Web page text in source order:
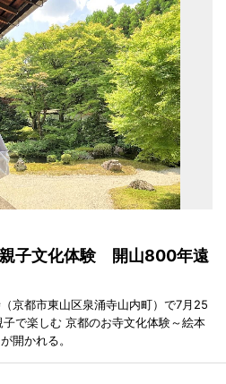
子文化体験 開山800年遠
京都市東山区泉涌寺山内町）で7月25
で楽しむ 京都のお寺文化体験～絵本
開かれる。